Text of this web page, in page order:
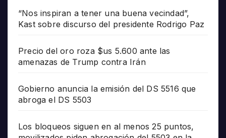
“Nos inspiran a tener una buena vecindad”,
Kast sobre discurso del presidente Rodrigo Paz
Precio del oro roza $us 5.600 ante las
amenazas de Trump contra Irán
Gobierno anuncia la emisión del DS 5516 que
abroga el DS 5503
Los bloqueos siguen en al menos 25 puntos,